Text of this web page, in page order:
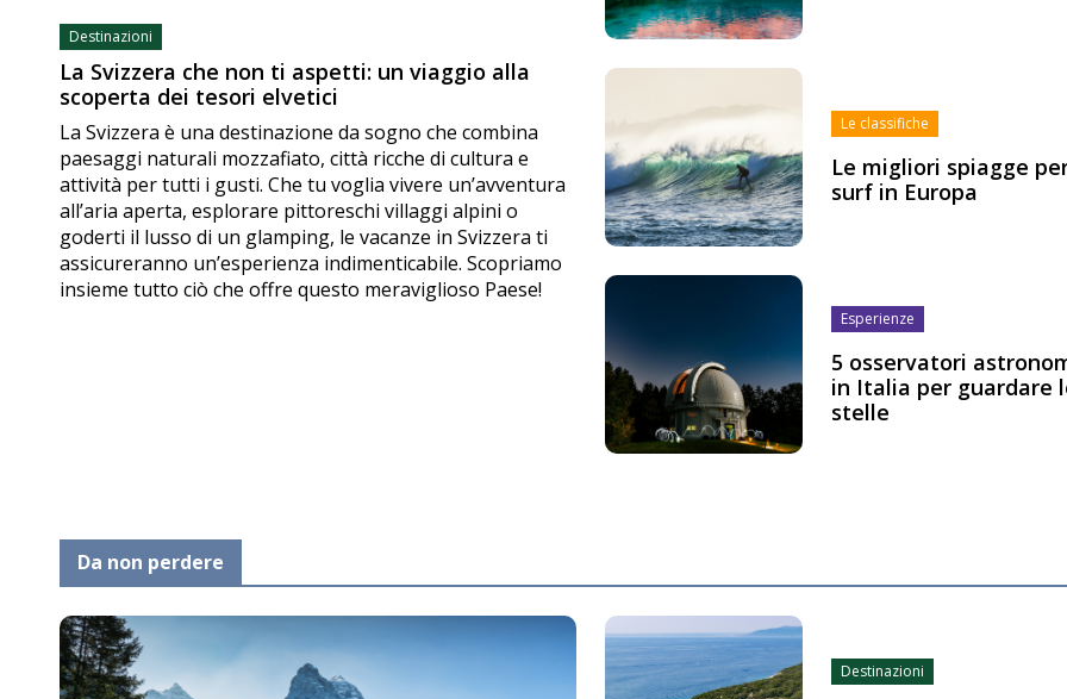
Destinazioni
La Svizzera che non ti aspetti: un viaggio alla
scoperta dei tesori elvetici
La Svizzera è una destinazione da sogno che combina
paesaggi naturali mozzafiato, città ricche di cultura e
attività per tutti i gusti. Che tu voglia vivere un’avventura
all’aria aperta, esplorare pittoreschi villaggi alpini o
goderti il lusso di un glamping, le vacanze in Svizzera ti
assicureranno un’esperienza indimenticabile. Scopriamo
insieme tutto ciò che offre questo meraviglioso Paese!
Le classifiche
Le migliori spiagge
surf in Europa
Esperienze
5 osservatori
in Italia per guardare
stelle
Da non perdere
Destinazioni